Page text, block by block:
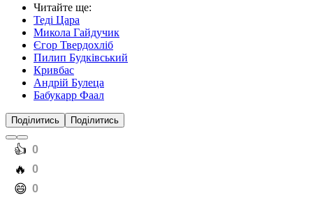
Читайте ще:
Теді Цара
Микола Гайдучик
Єгор Твердохліб
Пилип Будківський
Кривбас
Андрій Булеца
Бабукарр Фаал
Поділитись Поділитись
️👍 0
️🔥 0
️😄 0